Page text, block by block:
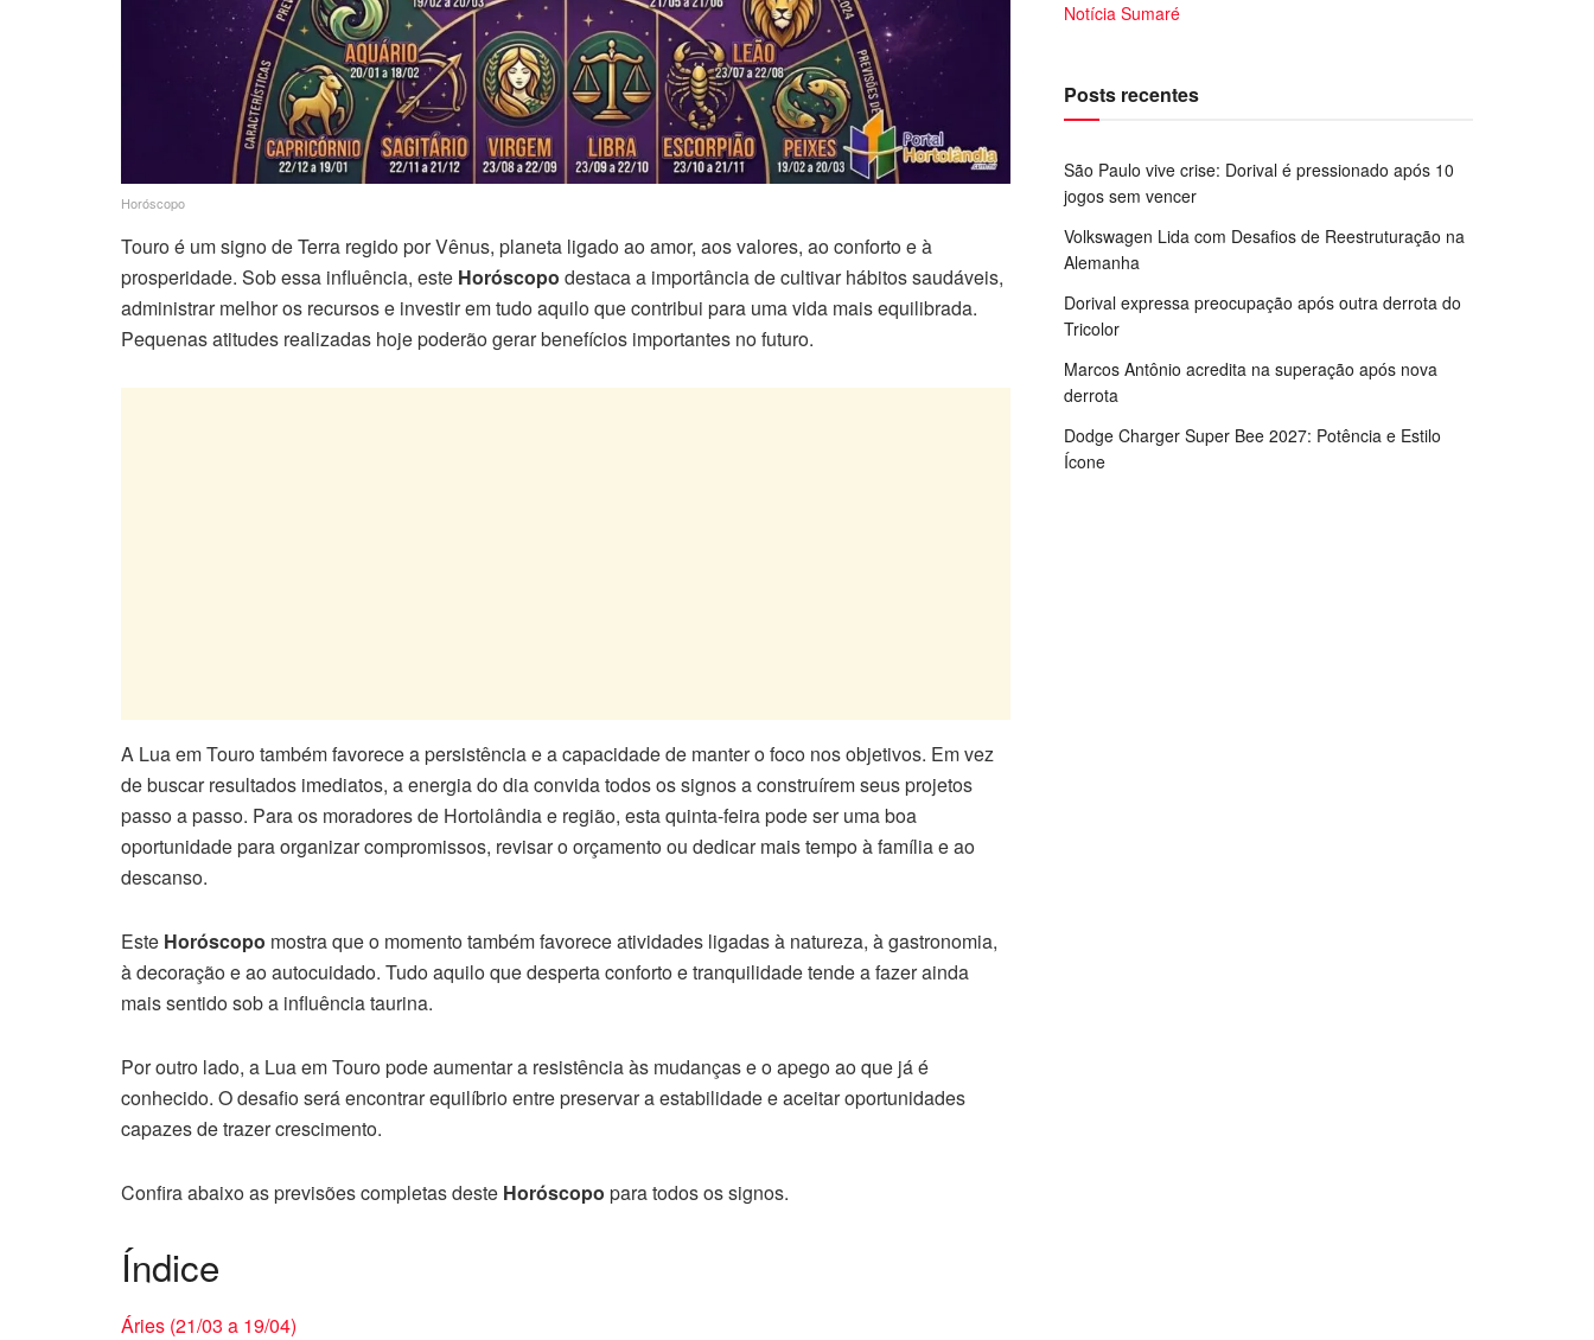
Horóscopo
Touro é um signo de Terra regido por Vênus, planeta ligado ao amor, aos valores, ao conforto e à
prosperidade. Sob essa influência, este Horóscopo destaca a importância de cultivar hábitos saudáveis,
administrar melhor os recursos e investir em tudo aquilo que contribui para uma vida mais equilibrada.
Pequenas atitudes realizadas hoje poderão gerar benefícios importantes no futuro.
A Lua em Touro também favorece a persistência e a capacidade de manter o foco nos objetivos. Em vez
de buscar resultados imediatos, a energia do dia convida todos os signos a construírem seus projetos
passo a passo. Para os moradores de Hortolândia e região, esta quinta-feira pode ser uma boa
oportunidade para organizar compromissos, revisar o orçamento ou dedicar mais tempo à família e ao
descanso.
Este Horóscopo mostra que o momento também favorece atividades ligadas à natureza, à gastronomia,
à decoração e ao autocuidado. Tudo aquilo que desperta conforto e tranquilidade tende a fazer ainda
mais sentido sob a influência taurina.
Por outro lado, a Lua em Touro pode aumentar a resistência às mudanças e o apego ao que já é
conhecido. O desafio será encontrar equilíbrio entre preservar a estabilidade e aceitar oportunidades
capazes de trazer crescimento.
Confira abaixo as previsões completas deste Horóscopo para todos os signos.
Índice
Áries (21/03 a 19/04)
Notícia Sumaré
Posts recentes
São Paulo vive crise: Dorival é pressionado após 10
jogos sem vencer
Volkswagen Lida com Desafios de Reestruturação na
Alemanha
Dorival expressa preocupação após outra derrota do
Tricolor
Marcos Antônio acredita na superação após nova
derrota
Dodge Charger Super Bee 2027: Potência e Estilo
Ícone